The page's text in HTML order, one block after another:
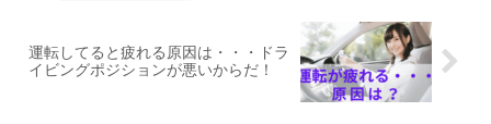
運転してると疲れる原因は・・・ドラ
イビングポジションが悪いからだ！